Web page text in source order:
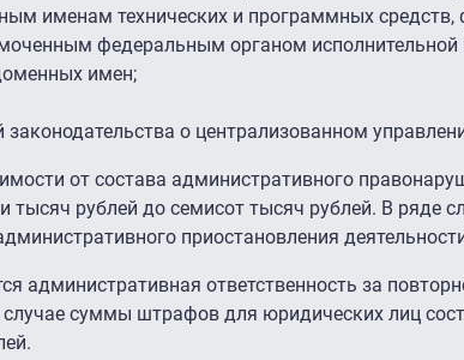
именам технических и программных средств,
федеральным органом исполнительной
имен;
о централизованном
от состава административного
тысяч рублей до семисот тысяч рублей. В ряде
приостановления
административная ответственность за
суммы штрафов для юридических лиц